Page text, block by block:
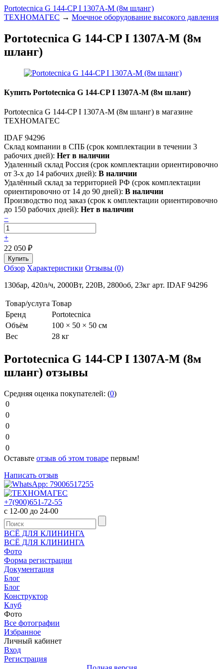
Portotecnica G 144-CP I 1307A-M (8м шланг)
ТЕХНОМАГЕС → Моечное оборудование высокого давления
Portotecnica G 144-CP I 1307A-M (8м
шланг)
Купить Portotecnica G 144-CP I 1307A-M (8м шланг)
Portotecnica G 144-CP I 1307A-M (8м шланг) в магазине
ТЕХНОМАГЕС
IDAF 94296
Склад компании в СПБ (срок комплектации в течении 3
рабочих дней): Нет в наличии
Удаленный склад Россия (срок комплектации ориентировочно
от 3-х до 14 рабочих дней): В наличии
Удалённый склад за территорией РФ (срок комплектации
ориентировочно от 14 до 90 дней): В наличии
Производство под заказ (срок к омплектации ориентировочно
до 150 рабочих дней): Нет в наличии
−
+
22 050 ₽
Обзор Характеристики Отзывы (0)
130бар, 420л/ч, 2000Вт, 220В, 2800об, 23кг арт. IDAF 94296
Товар/услуга Товар
Бренд
Portotecnica
Объём
100 × 50 × 50 см
Вес
28 кг
Portotecnica G 144-CP I 1307A-M (8м
шланг) отзывы
Средняя оценка покупателей: (0)
0
0
0
0
0
Оставьте отзыв об этом товаре первым!
Написать отзыв
+7(900)651-72-55
с 12-00 до 24-00
ВСЁ ДЛЯ КЛИНИНГА
ВСЁ ДЛЯ КЛИНИНГА
Фото
Форма регистрации
Документация
Блог
Блог
Конструктор
Клуб
Фото
Все фотографии
Избранное
Личный кабинет
Вход
Регистрация